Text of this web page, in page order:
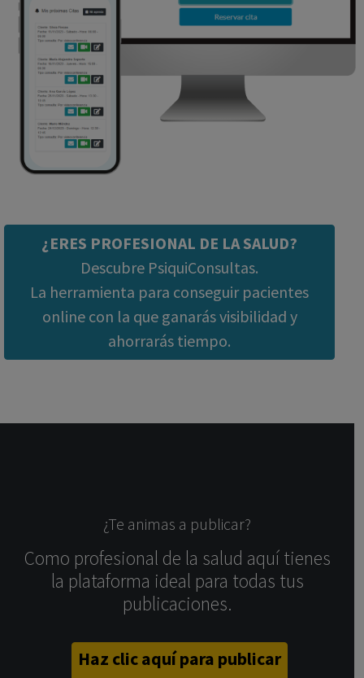
¿ERES PROFESIONAL DE LA SALUD?
Descubre PsiquiConsultas.
La herramienta para conseguir pacientes
online con la que ganarás visibilidad y
ahorrarás tiempo.
¿Te animas a publicar?
Como profesional de la salud aquí tienes
la plataforma ideal para todas tus
publicaciones.
Haz clic aquí para publicar